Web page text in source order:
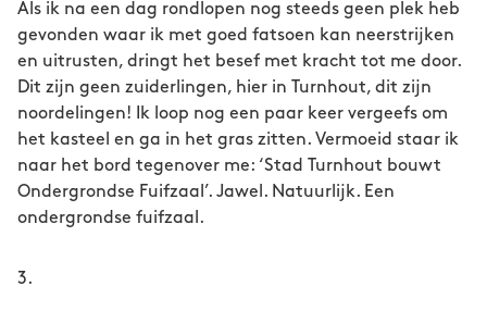
Als ik na een dag rondlopen nog steeds geen plek heb
gevonden waar ik met goed fatsoen kan neerstrijken
en uitrusten, dringt het besef met kracht tot me door.
Dit zijn geen zuiderlingen, hier in Turnhout, dit zijn
noordelingen! Ik loop nog een paar keer vergeefs om
het kasteel en ga in het gras zitten. Vermoeid staar ik
naar het bord tegenover me: ‘Stad Turnhout bouwt
Ondergrondse Fuifzaal’. Jawel. Natuurlijk. Een
ondergrondse fuifzaal.
3.